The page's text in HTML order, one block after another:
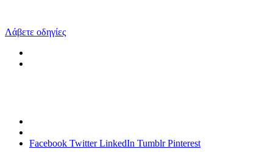
Λάβετε οδηγίες
Facebook Twitter LinkedIn Tumblr Pinterest